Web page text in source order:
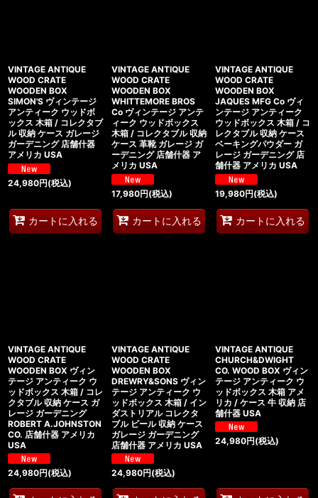
VINTAGE ANTIQUE
WOOD CRATE
WOODEN BOX
SIMON'S ヴィンテージ
アンティーク ウッドボ
ックス 木箱 / コレクタブ
ル 収納 ケース ガレージ
ガーデニング 店舗什器
アメリカ USA
24,980円(税込)
カートに入れる
VINTAGE ANTIQUE
WOOD CRATE
WOODEN BOX
WHITTEMORE BROS
Co ヴィンテージ アンテ
ィーク ウッドボックス
木箱 / コレクタブル 収納
ケース 革靴 ガレージ ガ
ーデニング 店舗什器 ア
メリカ USA
17,980円(税込)
カートに入れる
VINTAGE ANTIQUE
WOOD CRATE
WOODEN BOX
JAQUES MFG Co ヴィ
ンテージ アンティーク
ウッドボックス 木箱 / コ
レクタブル 収納 ケース
ベーキングパウダー ガ
レージ ガーデニング 店
舗什器 アメリカ USA
19,980円(税込)
カートに入れる
VINTAGE ANTIQUE
WOOD CRATE
WOODEN BOX ヴィン
テージ アンティーク ウ
ッドボックス 木箱 / コレ
クタブル 収納 ケース ガ
レージ ガーデニング
ROBERT A.JOHNSTON
CO. 店舗什器 アメリカ
USA
24,980円(税込)
VINTAGE ANTIQUE
WOOD CRATE
WOODEN BOX
DREWRY&SONS ヴィン
テージ アンティーク ウ
ッドボックス 木箱 / イン
ダストリアル コレクタ
ブル ビール 収納 ケース
ガレージ ガーデニング
店舗什器 アメリカ USA
24,980円(税込)
VINTAGE ANTIQUE
CHURCH&DWIGHT
CO. WOOD BOX ヴィン
テージ アンティーク ウ
ッドボックス 木箱 アメ
リカ / ケース 牛 収納 店
舗什器 USA
24,980円(税込)